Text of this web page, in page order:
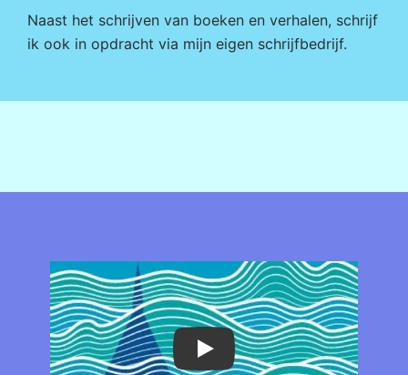
Naast het schrijven van boeken en verhalen, schrijf
ik ook in opdracht via mijn eigen schrijfbedrijf.
Play